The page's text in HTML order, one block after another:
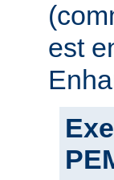
est